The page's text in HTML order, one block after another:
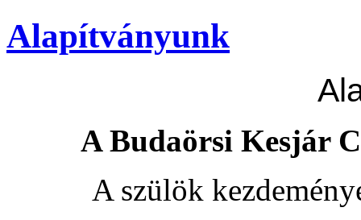
Alapítványunk
A Budaörsi Kesjár
A szülök